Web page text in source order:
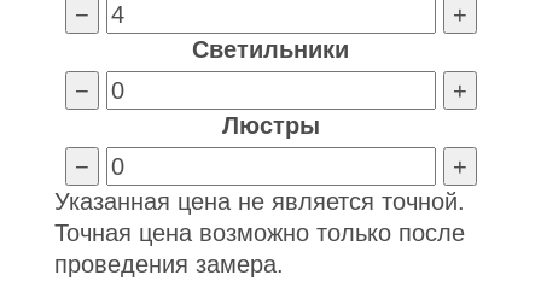
−
+
Светильники
−
+
Люстры
−
+
Указанная цена не является точной.
Точная цена возможно только после
проведения замера.